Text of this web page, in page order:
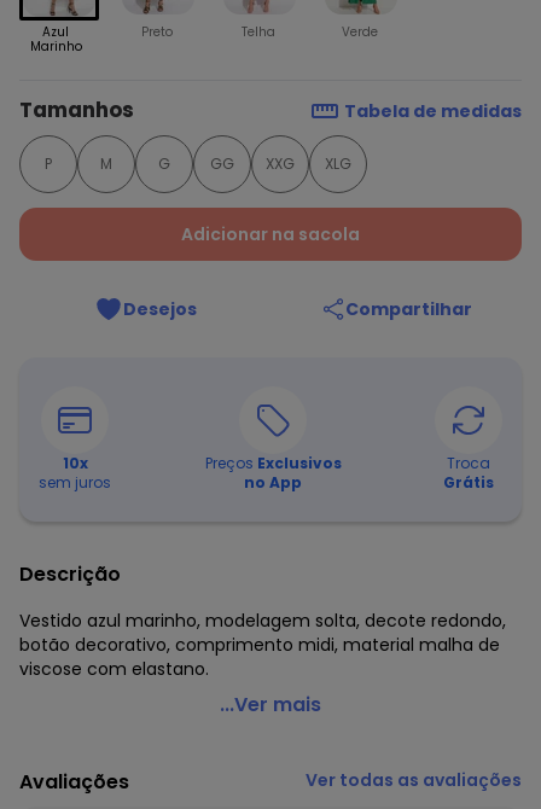
Azul
Marinho
Preto Telha Verde
Tamanhos Tabela de medidas
P M G GG XXG XLG
Adicionar na sacola
Desejos Compartilhar
10x
sem juros
Preços Exclusivos
no App
Troca
Grátis
Descrição
Vestido azul marinho, modelagem solta, decote redondo,
botão decorativo, comprimento midi, material malha de
viscose com elastano.
Quintess - Vestido Azul Marinho em Malha de Viscose
Comprimento: Midi
Decote frente: Redondo
...Ver mais
Avaliações Ver todas as avaliações